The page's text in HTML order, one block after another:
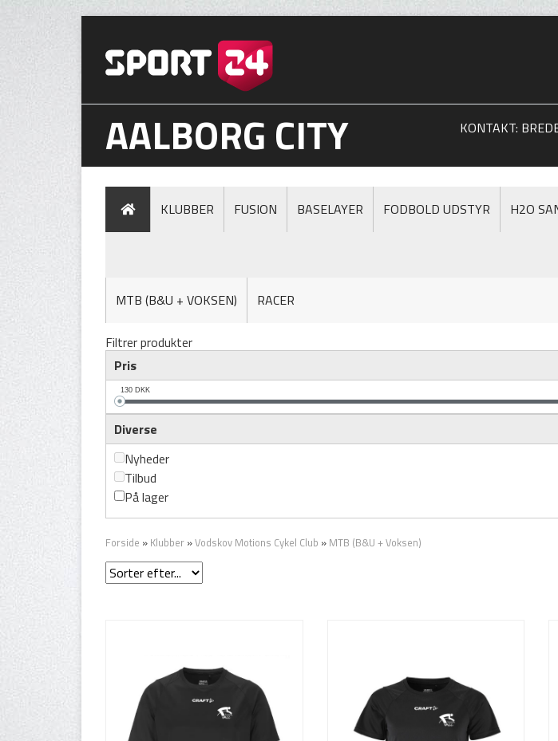
AALBORG CITY KONTAKT:
KLUBBER FUSION BASELAYER FODBOLD UDSTYR H2O
MTB (B&U + VOKSEN) RACER
Filtrer produkter
Pris
130 DKK
Diverse
Nyheder
Tilbud
På lager
Forside » Klubber »Vodskov Motions Cykel Club » MTB (B&U + Voksen)